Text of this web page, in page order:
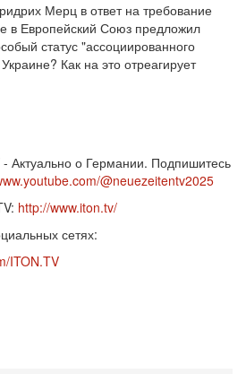
Мерц в ответ на требование
в Европейский Союз предложил
статус "ассоциированного
Как на это отреагирует
Актуально о Германии. Подпишитесь
@neuezeitentv2025
http://www.iton.tv/
сетях:
ITON.TV